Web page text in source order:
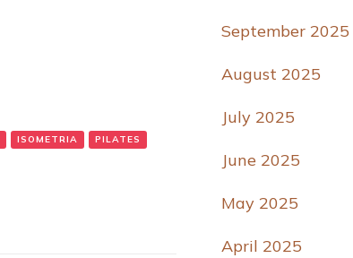
ISOMETRIA PILATES
September 2025
August 2025
July 2025
June 2025
May 2025
April 2025